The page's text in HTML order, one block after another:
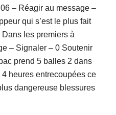
– Réagir au message –
qui s’est le plus fait
les premiers à
– Signaler – 0 Soutenir
prend 5 balles 2 dans
heures entrecoupées ce
dangereuse blessures